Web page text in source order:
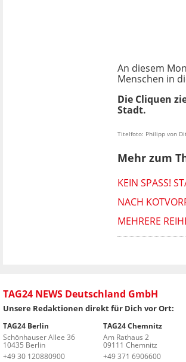
An diesem
Menschen in
Die Cliquen
Stadt.
Titelfoto: Philipp von
Mehr zum
KEIN SPASS!
NACH
MEHRERE
TAG24 NEWS Deutschland GmbH
Unsere Redaktionen direkt für Dich vor Ort:
TAG24 Berlin
Schönhauser Allee 36
10435 Berlin
+49 30 120880900
TAG24 Chemnitz
Am Rathaus 2
09111 Chemnitz
+49 371 6906600